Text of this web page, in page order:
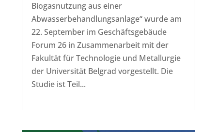
Biogasnutzung aus einer
Abwasserbehandlungsanlage“ wurde am
22. September im Geschäftsgebäude
Forum 26 in Zusammenarbeit mit der
Fakultät für Technologie und Metallurgie
der Universität Belgrad vorgestellt. Die
Studie ist Teil...